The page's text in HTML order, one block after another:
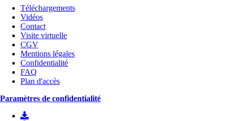
Téléchargements
Vidéos
Contact
Visite virtuelle
CGV
Mentions légales
Confidentialité
FAQ
Plan d'accès
Paramètres de confidentialité